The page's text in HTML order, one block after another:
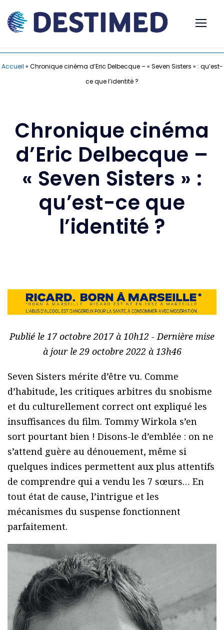
Accueil » Chronique cinéma d’Eric Delbecque – « Seven Sisters » : qu’est-
ce que l’identité ?
Chronique cinéma
d’Eric Delbecque –
« Seven Sisters » :
qu’est-ce que
l’identité ?
Publié le 17 octobre 2017 à 10h12 - Dernière mise
à jour le 29 octobre 2022 à 13h46
Seven Sisters mérite d’être vu. Comme
d’habitude, les critiques arbitres du snobisme
et du culturellement correct ont expliqué les
insuffisances du film. Tommy Wirkola s’en
sort pourtant bien ! Disons-le d’emblée : on ne
s’attend guère au dénouement, même si
quelques indices permettent aux plus attentifs
de comprendre qui a vendu les 7 sœurs… En
tout état de cause, l’intrigue et les
mécanismes du suspense fonctionnent
parfaitement.